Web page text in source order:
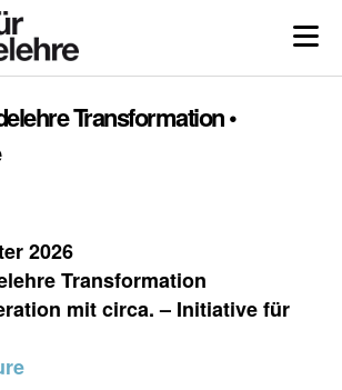
Transformation •
2026
Transformation
mit circa. – Initiative für